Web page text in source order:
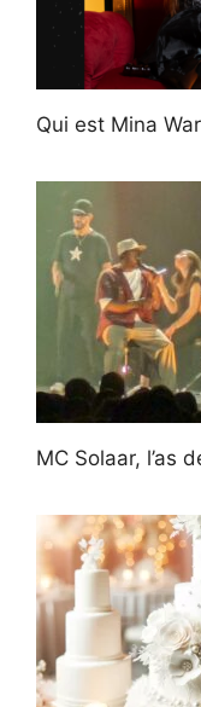
Qui est Mina
MC Solaar, l’as